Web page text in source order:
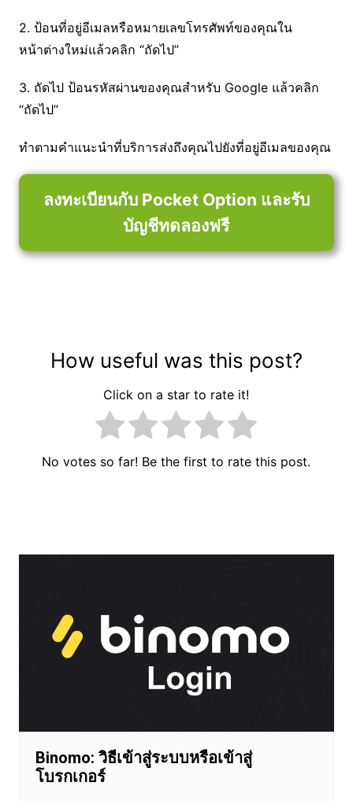
2. ป้อนที่อยู่อีเมลหรือหมายเลขโทรศัพท์ของคุณใน
หน้าต่างใหม่แล้วคลิก “ถัดไป”
3. ถัดไป ป้อนรหัสผ่านของคุณสำหรับ Google แล้วคลิก
“ถัดไป”
ทำตามคำแนะนำที่บริการส่งถึงคุณไปยังที่อยู่อีเมลของคุณ
ลงทะเบียนกับ Pocket Option และรับ
บัญชีทดลองฟรี
How useful was this post?
Click on a star to rate it!
No votes so far! Be the first to rate this post.
Binomo: วิธีเข้าสู่ระบบหรือเข้าสู่
โบรกเกอร์